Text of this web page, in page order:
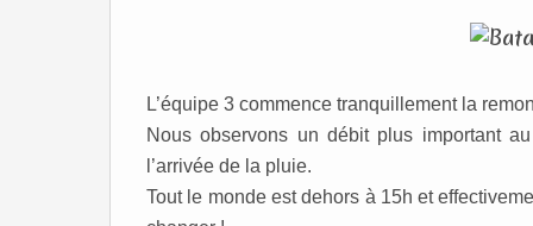
L’équipe 3 commence tranquillement la
Nous observons un débit plus important
l’arrivée de la pluie.
Tout le monde est dehors à 15h et